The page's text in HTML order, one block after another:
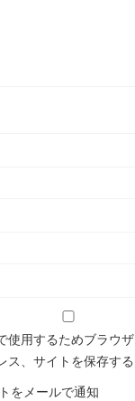
使用するためブラウ
ス、サイトを保存する
をメールで通知